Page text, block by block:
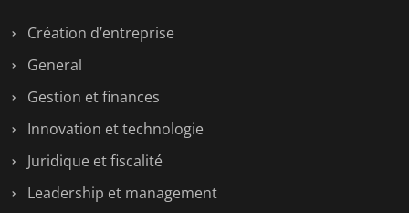
Création d’entreprise
General
Gestion et finances
Innovation et technologie
Juridique et fiscalité
Leadership et management